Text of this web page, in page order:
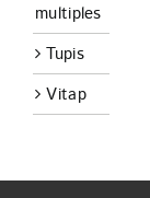
multiples
Tupis
Vitap